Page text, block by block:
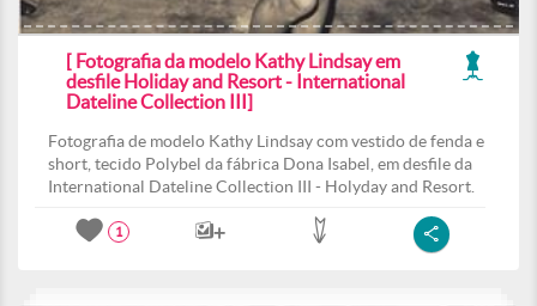
[ Fotografia da modelo Kathy Lindsay em
desfile Holiday and Resort - International
Dateline Collection III]
Fotografia de modelo Kathy Lindsay com vestido de fenda e
short, tecido Polybel da fábrica Dona Isabel, em desfile da
International Dateline Collection III - Holyday and Resort.
1